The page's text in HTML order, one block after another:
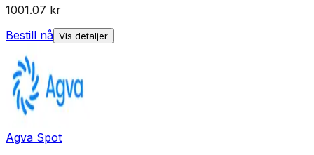
1001.07 kr
Bestill nå Vis detaljer
Agva Spot